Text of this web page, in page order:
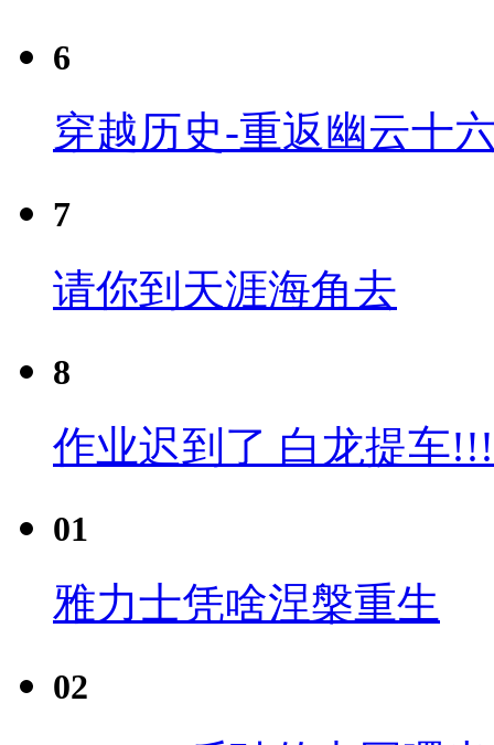
6
穿越历史-重返幽云十
7
请你到天涯海角去
8
作业迟到了 白龙提车
01
雅力士凭啥涅槃重生
02